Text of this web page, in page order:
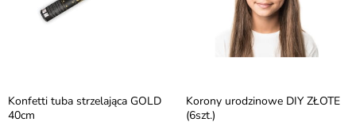
Konfetti tuba strzelająca GOLD
40cm
Korony urodzinowe DIY ZŁOTE
(6szt.)